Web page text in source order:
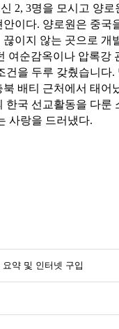
2, 3명을 모시고 양
이다. 양로원은 중국
이지 않는 곳으로 개
여순감옥이나 압록강
건을 두루 갖췄습니다
배티 근처에서 태어
한국 선교활동을 다룬
사랑을 드러냈다.
약 및 인터넷 구입